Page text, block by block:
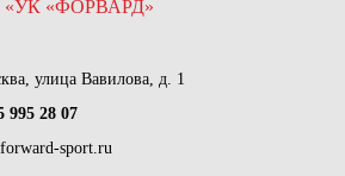
«ФОРВАРД»
улица Вавилова, д. 1
995 28 07
sport.ru